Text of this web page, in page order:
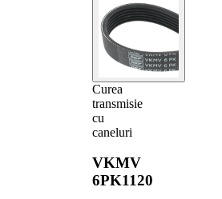
Curea
transmisie
cu
caneluri
VKMV
6PK1120